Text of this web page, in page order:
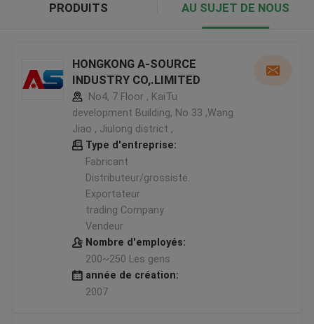
PRODUITS AU SUJET DE NOUS
HONGKONG A-SOURCE
INDUSTRY CO,.LIMITED
No4, 7 Floor , KaiTu
development Building, No 33 ,Wang
Jiao , Jiulong district ,
Type d'entreprise:
Fabricant
Distributeur/grossiste.
Exportateur
trading Company
Vendeur
Nombre d'employés:
200~250 Les gens
année de création:
2007